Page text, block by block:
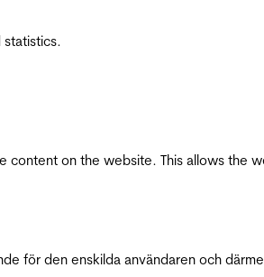
statistics.
content on the website. This allows the
för den enskilda användaren och